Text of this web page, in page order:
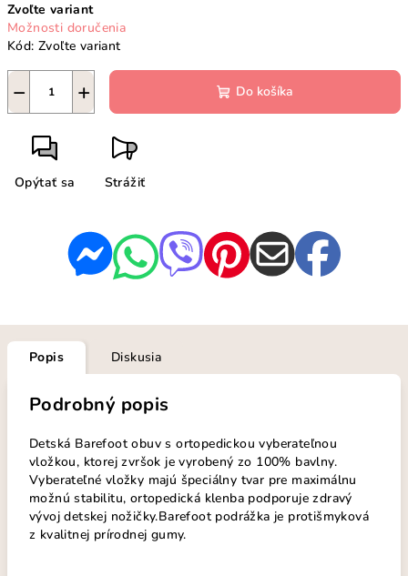
cena:
Zvoľte variant
Možnosti doručenia
Kód: Zvoľte variant
+
− Do košíka
Opýtať sa Strážiť
Popis Diskusia
Podrobný popis
Detská Barefoot obuv s ortopedickou vyberateľnou
vložkou, ktorej zvršok je vyrobený zo 100% bavlny.
Vyberateľné vložky majú špeciálny tvar pre maximálnu
možnú stabilitu, ortopedická klenba podporuje zdravý
vývoj detskej nožičky.Barefoot podrážka je protišmyková
z kvalitnej prírodnej gumy.